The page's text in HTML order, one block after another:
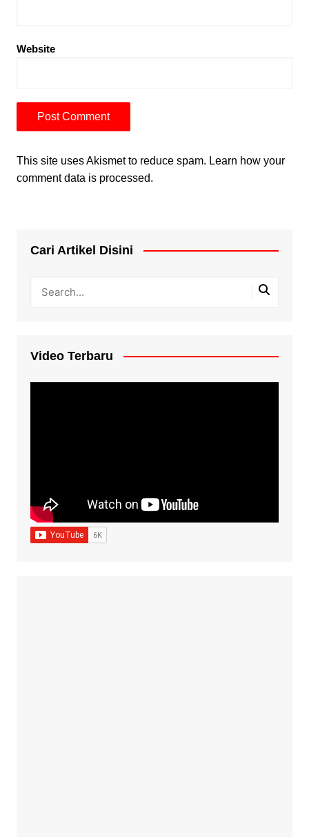
Website
This site uses Akismet to reduce spam. Learn how your
comment data is processed.
Cari Artikel Disini
Video Terbaru